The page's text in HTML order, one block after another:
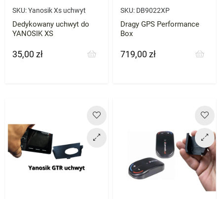
SKU:Yanosik Xs uchwyt
Dedykowany uchwyt do
YANOSIK XS
Cena
35,00 zł
SKU: DB9022XP
Dragy GPS Performance
Box
Cena
719,00 zł